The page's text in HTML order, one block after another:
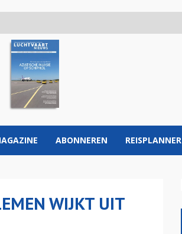
ABONNEREN REISPLANNER
WIJKT UIT